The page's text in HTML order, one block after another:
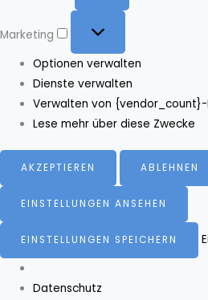
Marketing
Optionen verwalten
Dienste verwalten
Verwalten von
Lese mehr über diese Zwecke
AKZEPTIEREN ABLEHNEN
EINSTELLUNGEN ANSEHEN
EINSTELLUNGEN SPEICHERN
Datenschutz